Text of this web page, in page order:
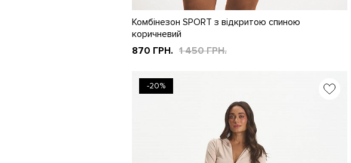
Комбінезон SPORT з відкритою спиною
коричневий
870 ГРН. 1 450 ГРН.
-20%